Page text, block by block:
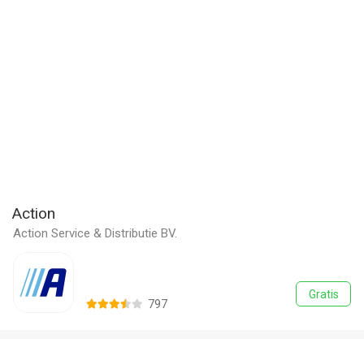
Action
Action Service & Distributie BV.
Gratis
797